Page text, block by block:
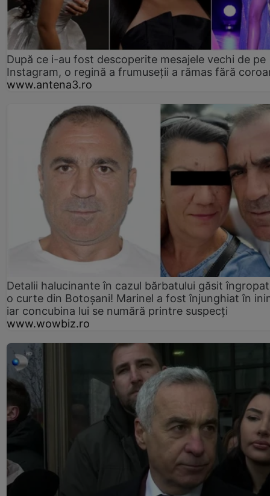
După ce i-au fost descoperite mesajele vechi de pe
Instagram, o regină a frumuseții a rămas fără
www.antena3.ro
Detalii halucinante în cazul bărbatului găsit
o curte din Botoșani! Marinel a fost înjunghiat în
iar concubina lui se numără printre suspecți
www.wowbiz.ro